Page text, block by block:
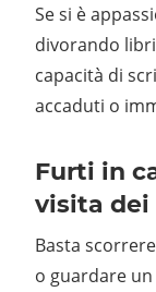
Se si è
divorando
capacità di
accaduti o
Furti in
visita dei
Basta
o guardare